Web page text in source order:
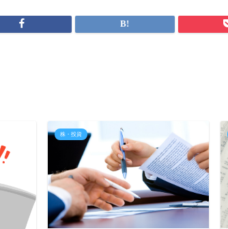
株・投資